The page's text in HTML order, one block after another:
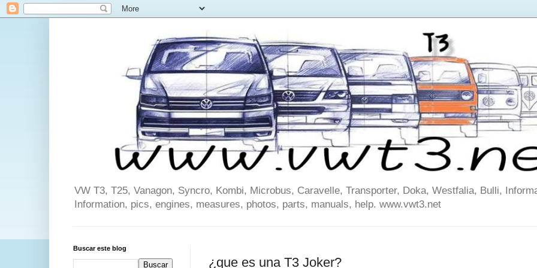
VW T3, T25, Vanagon, Syncro, Kombi, Microbus, Caravelle, Transporter, Doka, Westfalia, Bulli,
Information, pics, engines, measures, photos, parts, manuals, help. www.vwt3.net
¿que es una T3 Joker?
Buscar este blog